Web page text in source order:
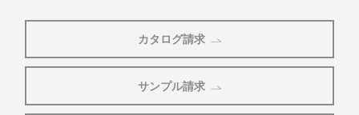
カタログ請求
サンプル請求